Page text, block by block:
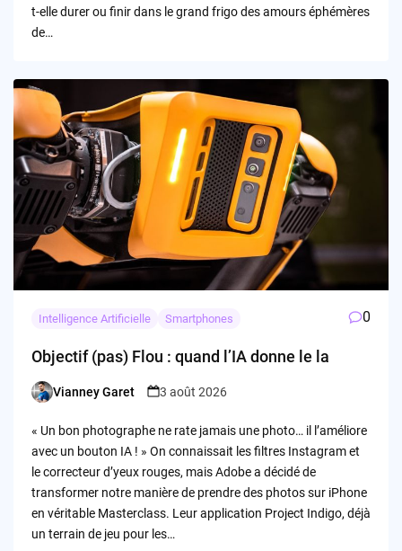
t-elle durer ou finir dans le grand frigo des amours éphémères
de…
Intelligence Artificielle Smartphones 0
Objectif (pas) Flou : quand l’IA donne le la
Posted
Vianney Garet 3 août 2026
« Un bon photographe ne rate jamais une photo… il l’améliore
avec un bouton IA ! » On connaissait les filtres Instagram et
le correcteur d’yeux rouges, mais Adobe a décidé de
transformer notre manière de prendre des photos sur iPhone
en véritable Masterclass. Leur application Project Indigo, déjà
un terrain de jeu pour les…